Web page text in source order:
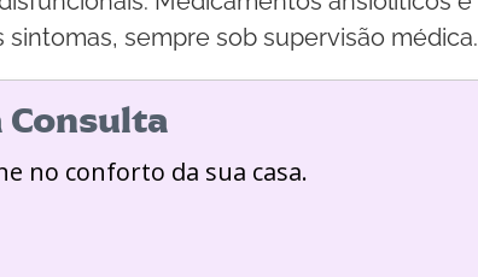
sempre sob supervisão médica.
Consulta
no conforto da sua casa.